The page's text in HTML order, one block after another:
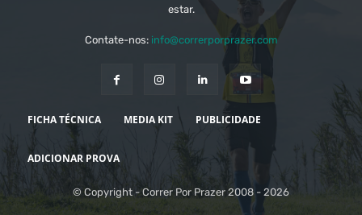
estar.
Contate-nos: info@correrporprazer.com
FICHA TÉCNICA MEDIA KIT PUBLICIDADE
ADICIONAR PROVA
© Copyright - Correr Por Prazer 2008 - 2026